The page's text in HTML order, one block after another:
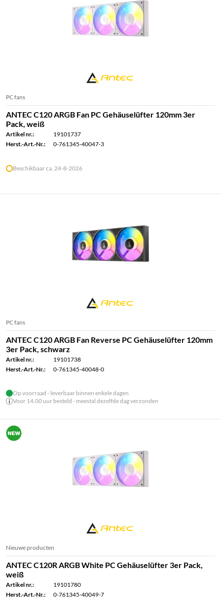
PC fans
ANTEC C120 ARGB Fan PC Gehäuselüfter 120mm 3er
Pack, weiß
Artikel nr.:
19101737
Herst.-Art.-Nr.:
0-761345-40047-3
Beschikbaar ca. 24-8-2026
PC fans
ANTEC C120 ARGB Fan Reverse PC Gehäuselüfter 120mm
3er Pack, schwarz
Artikel nr.:
19101738
Herst.-Art.-Nr.:
0-761345-40048-0
Op voorraad - leverbaar binnen enkele dagen
Voor 14.00 uur besteld - meestal dezelfde dag verzonden
Nieuwe producten
ANTEC C120R ARGB White PC Gehäuselüfter 3er Pack,
weiß
Artikel nr.:
19101780
Herst.-Art.-Nr.:
0-761345-40049-7